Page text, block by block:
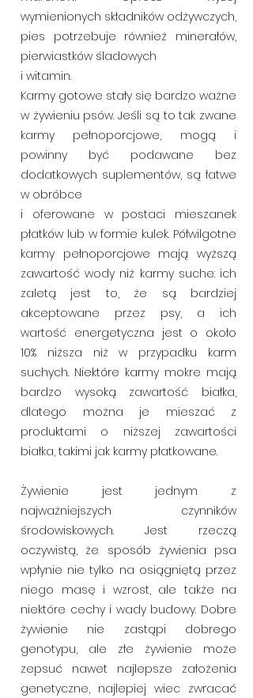
wymienionych składników odżywczych,
pies potrzebuje również minerałów,
pierwiastków śladowych
i witamin.
Karmy gotowe stały się bardzo ważne
w żywieniu psów. Jeśli są to tak zwane
karmy pełnoporcjowe, mogą i
powinny być podawane bez
dodatkowych suplementów, są łatwe
w obróbce
i oferowane w postaci mieszanek
płatków lub w formie kulek. Półwilgotne
karmy pełnoporcjowe mają wyższą
zawartość wody niż karmy suche: ich
zaletą jest to, że są bardziej
akceptowane przez psy, a ich
wartość energetyczna jest o około
10% niższa niż w przypadku karm
suchych. Niektóre karmy mokre mają
bardzo wysoką zawartość białka,
dlatego można je mieszać z
produktami o niższej zawartości
białka, takimi jak karmy płatkowane.
Żywienie jest jednym z
najważniejszych czynników
środowiskowych. Jest rzeczą
oczywistą, że sposób żywienia psa
wpłynie nie tylko na osiągniętą przez
niego masę i wzrost, ale także na
niektóre cechy i wady budowy. Dobre
żywienie nie zastąpi dobrego
genotypu, ale złe żywienie może
zepsuć nawet najlepsze założenia
genetyczne, najlepiej wiec zwracać